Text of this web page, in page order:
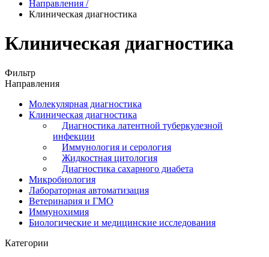
Направления /
Клиническая диагностика
Клиническая диагностика
Фильтр
Направления
Молекулярная диагностика
Клиническая диагностика
Диагностика латентной туберкулезной
инфекции
Иммунология и серология
Жидкостная цитология
Диагностика сахарного диабета
Микробиология
Лабораторная автоматизация
Ветеринария и ГМО
Иммунохимия
Биологические и медицинские исследования
Категории